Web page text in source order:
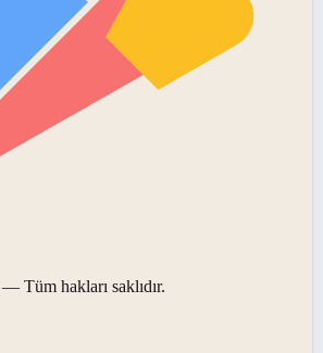
— Tüm hakları saklıdır.